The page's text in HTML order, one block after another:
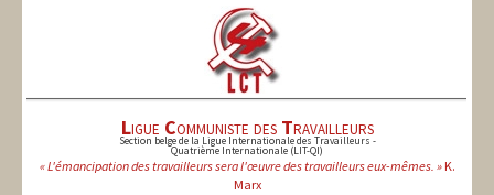
Ligue Communiste des Travailleurs
Section belge de la Ligue Internationale des Travailleurs -
Quatrième Internationale (LIT-QI)
« L'émancipation des travailleurs sera l'œuvre des travailleurs eux-mêmes. »K.
Marx